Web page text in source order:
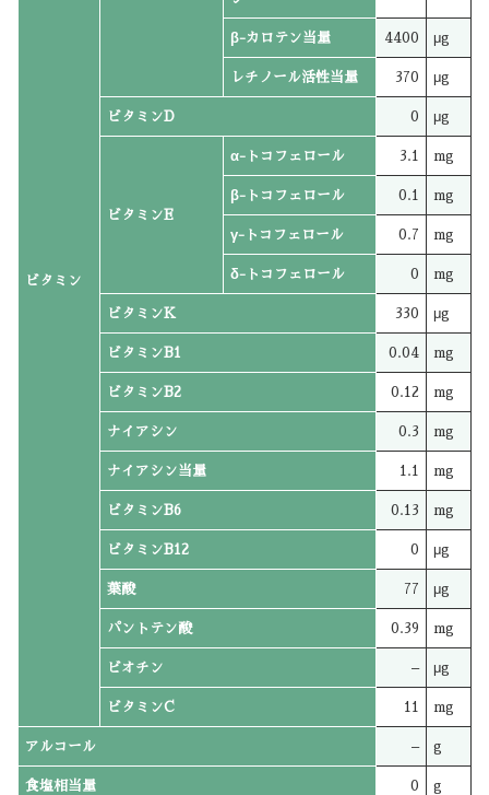
ビタミン
β-カロテン当量 4400 μg
レチノール活性当量 370 μg
ビタミンD 0 μg
ビタミンE
α-トコフェロール 3.1 mg
β-トコフェロール 0.1 mg
γ-トコフェロール 0.7 mg
δ-トコフェロール 0 mg
ビタミンK 330 μg
ビタミンB1 0.04 mg
ビタミンB2 0.12 mg
ナイアシン 0.3 mg
ナイアシン当量 1.1 mg
ビタミンB6 0.13 mg
ビタミンB12 0 μg
葉酸 77 μg
パントテン酸 0.39 mg
ビオチン – μg
ビタミンC 11 mg
アルコール – g
食塩相当量 0 g